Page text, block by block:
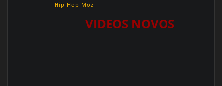
Hip Hop Moz
VIDEOS NOVOS